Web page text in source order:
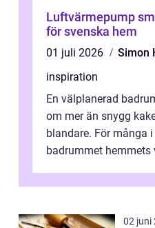
Luftvärmepump smart uppvärmning
för svenska hem
01 juli 2026
Simon
inspiration
En välplanerad
om mer än snygg
blandare. För många
badrummet
02 juni